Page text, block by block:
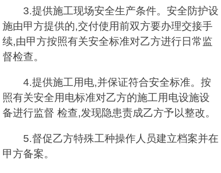
3.提供施工现场安全生产条件。安全防护设
施由甲方提供的,交付使用前双方要办理交接手
续,由甲方按照有关安全标准对乙方进行日常监
督检查。
4.提供施工用电,并保证符合安全标准。按
照有关安全用电标准对乙方的施工用电设施设
备进行监督 检查,发现隐患责成乙方予以整改。
5.督促乙方特殊工种操作人员建立档案并在
甲方备案。